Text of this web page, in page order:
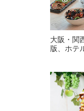
大阪・関
版、ホテ